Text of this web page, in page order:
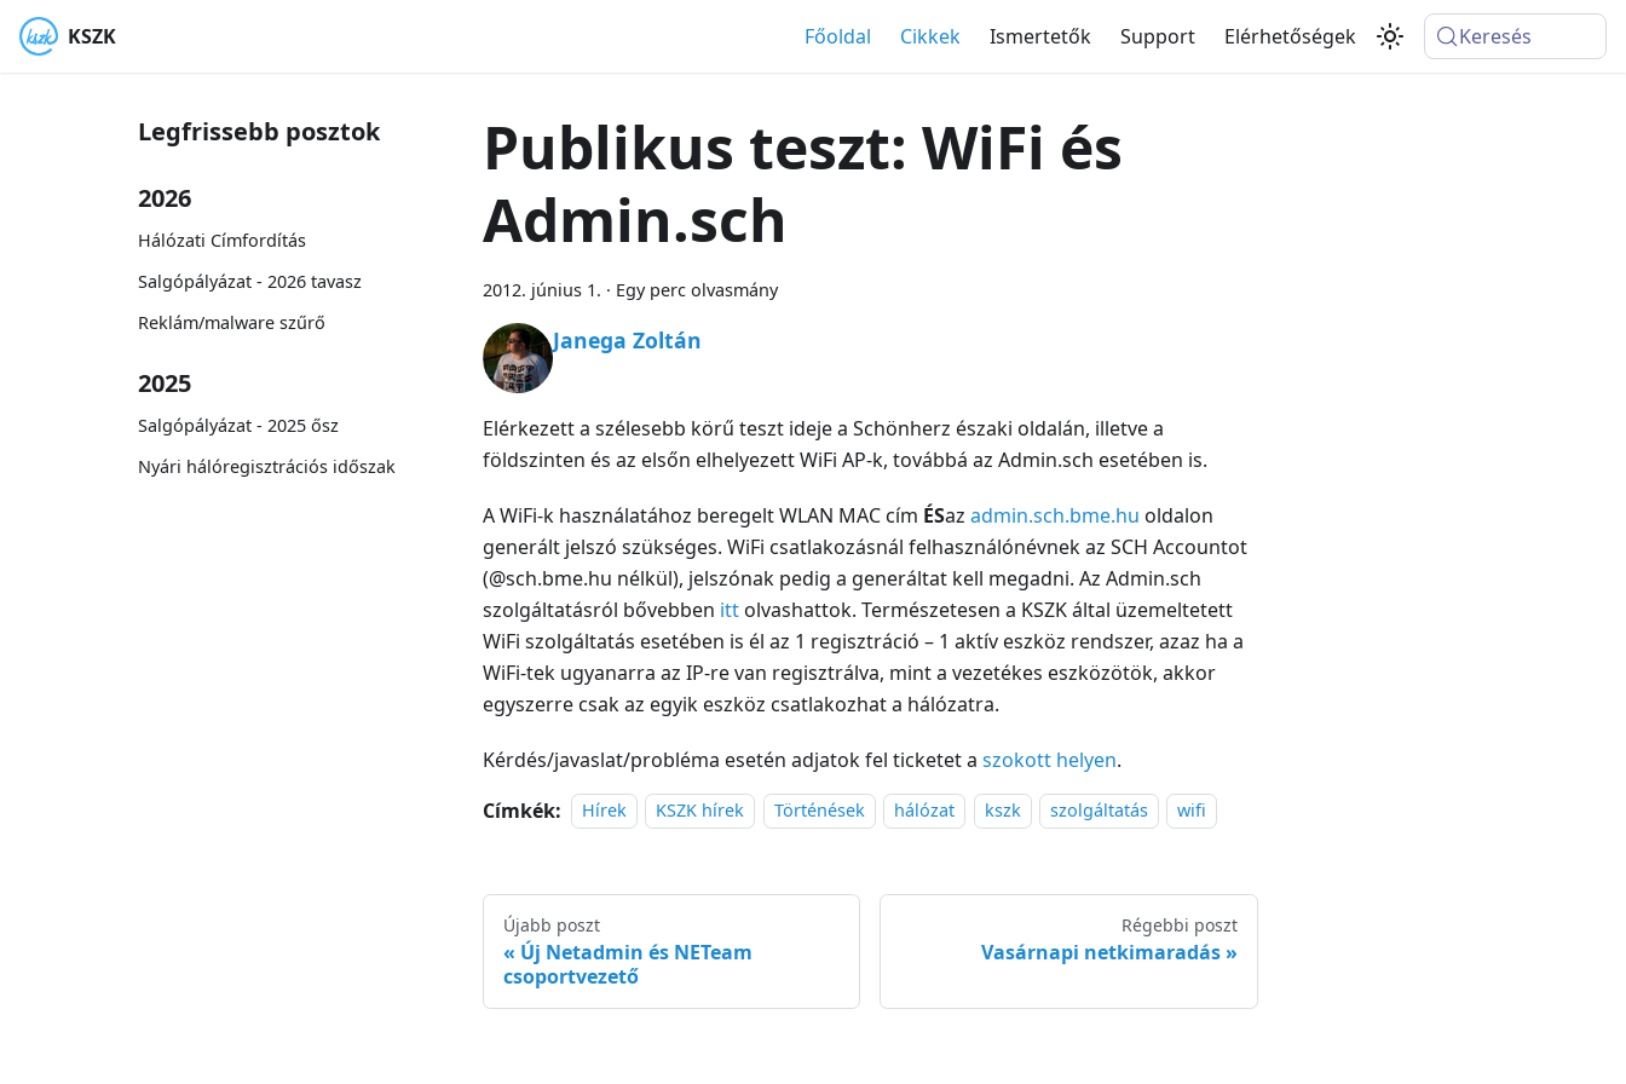
KSZK Főoldal Cikkek Ismertetők Support Elérhetőségek Keresés
Legfrissebb posztok
2026
Hálózati Címfordítás
Salgópályázat - 2026 tavasz
Reklám/malware szűrő
2025
Salgópályázat - 2025 ősz
Nyári hálóregisztrációs időszak
Publikus teszt: WiFi és
Admin.sch
2012. június 1. · Egy perc olvasmány
Janega Zoltán
Elérkezett a szélesebb körű teszt ideje a Schönherz északi oldalán, illetve a
földszinten és az elsőn elhelyezett WiFi AP-k, továbbá az Admin.sch esetében is.
A WiFi-k használatához beregelt WLAN MAC cím ÉSaz admin.sch.bme.hu oldalon
generált jelszó szükséges. WiFi csatlakozásnál felhasználónévnek az SCH Accountot
(@sch.bme.hu nélkül), jelszónak pedig a generáltat kell megadni. Az Admin.sch
szolgáltatásról bővebben ittolvashattok. Természetesen a KSZK által üzemeltetett
WiFi szolgáltatás esetében is él az 1 regisztráció – 1 aktív eszköz rendszer, azaz ha a
WiFi-tek ugyanarra az IP-re van regisztrálva, mint a vezetékes eszközötök, akkor
egyszerre csak az egyik eszköz csatlakozhat a hálózatra.
Kérdés/javaslat/probléma esetén adjatok fel ticketet a szokott helyen.
Címkék:
Hírek KSZK hírek Történések hálózat kszk szolgáltatás wifi
Újabb poszt
Új Netadmin és NETeam
csoportvezető
Régebbi poszt
Vasárnapi netkimaradás